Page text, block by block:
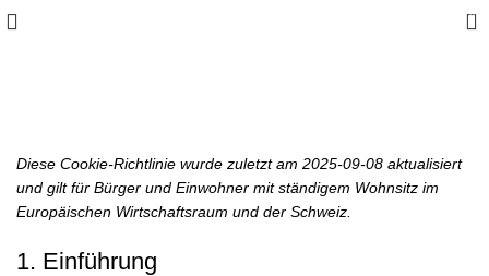
0
Diese Cookie-Richtlinie wurde zuletzt am 2025-09-08 aktualisiert
und gilt für Bürger und Einwohner mit ständigem Wohnsitz im
Europäischen Wirtschaftsraum und der Schweiz.
1. Einführung